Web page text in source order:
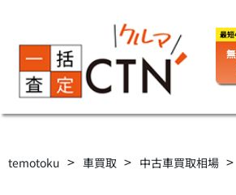
temotoku > 車買取 > 中古車買取相場 >